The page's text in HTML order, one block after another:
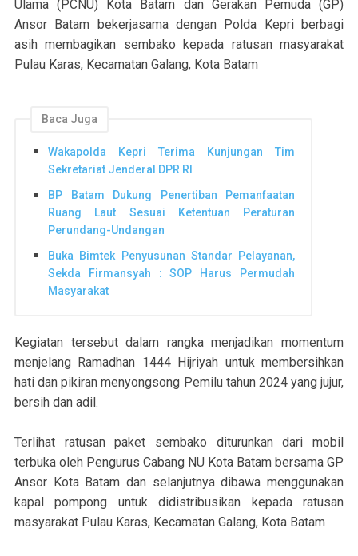
Ulama (PCNU) Kota Batam dan Gerakan Pemuda (GP)
Ansor Batam bekerjasama dengan Polda Kepri berbagi
asih membagikan sembako kepada ratusan masyarakat
Pulau Karas, Kecamatan Galang, Kota Batam
Baca Juga
Wakapolda Kepri Terima Kunjungan Tim
Sekretariat Jenderal DPR RI
BP Batam Dukung Penertiban Pemanfaatan
Ruang Laut Sesuai Ketentuan Peraturan
Perundang-Undangan
Buka Bimtek Penyusunan Standar Pelayanan,
Sekda Firmansyah : SOP Harus Permudah
Masyarakat
Kegiatan tersebut dalam rangka menjadikan momentum
menjelang Ramadhan 1444 Hijriyah untuk membersihkan
hati dan pikiran menyongsong Pemilu tahun 2024 yang jujur,
bersih dan adil.
Terlihat ratusan paket sembako diturunkan dari mobil
terbuka oleh Pengurus Cabang NU Kota Batam bersama GP
Ansor Kota Batam dan selanjutnya dibawa menggunakan
kapal pompong untuk didistribusikan kepada ratusan
masyarakat Pulau Karas, Kecamatan Galang, Kota Batam